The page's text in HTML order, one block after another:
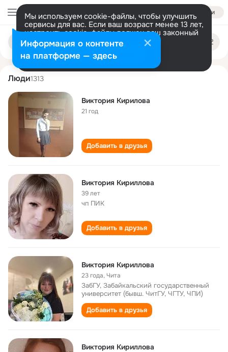
Войти
Мы используем cookie-файлы, чтобы улучшить
сервисы для вас. Если ваш возраст менее 13 лет,
настроить cookie-файлы должен ваш законный
представитель. Больше информации
Разрешить все Настроить
Поиск
людям
viktoriya kirilova
Люди1313
Виктория Кирилова
21 год
Добавить в друзья
Виктория Кириллова
39 лет
чп ПИК
Добавить в друзья
Виктория Кириллова
23 года,Чита
ЗабГУ, Забайкальский государственный
университет (бывш. ЧитГУ, ЧГТУ, ЧПИ)
Добавить в друзья
Виктория Кириллова
Информация о контенте
на платформе — здесь